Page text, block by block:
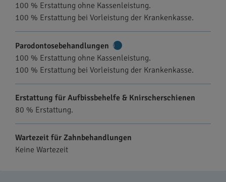
Informationen
100 % Erstattung ohne Kassenleistung.
100 % Erstattung bei Vorleistung der Krankenkasse.
Parodontosebehandlungen
Informationen
100 % Erstattung ohne Kassenleistung.
100 % Erstattung bei Vorleistung der Krankenkasse.
Erstattung für Aufbissbehelfe & Knirscherschienen
80 % Erstattung.
Wartezeit für Zahnbehandlungen
Keine Wartezeit